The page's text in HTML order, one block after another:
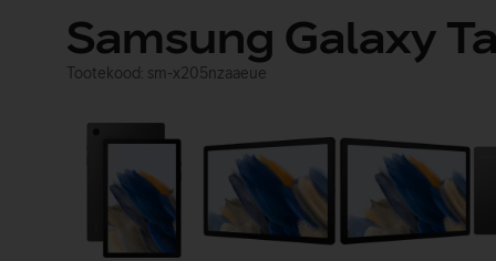
Samsung Galaxy
Tootekood: sm-x205nzaaeue